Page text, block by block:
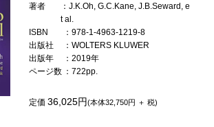
著者
：J.K.Oh, G.C.Kane, J.B.Seward, e
t al.
ISBN
：978-1-4963-1219-8
出版社
：WOLTERS KLUWER
出版年
：2019年
ページ数 ：722pp.
定価36,025円(本体32,750円 ＋ 税)